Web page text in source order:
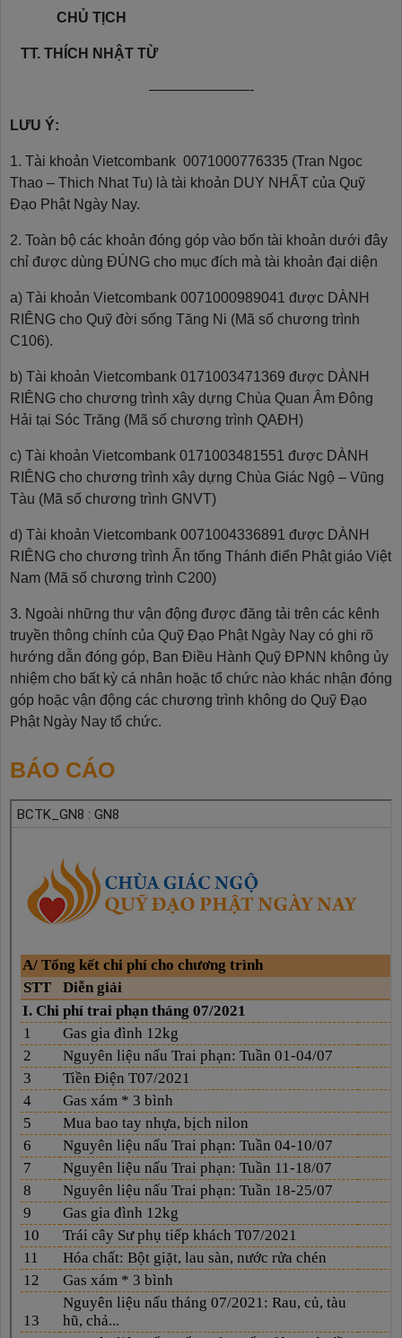
CHỦ TỊCH
TT. THÍCH NHẬT TỪ
———————-
LƯU Ý:
1. Tài khoản Vietcombank 0071000776335 (Tran Ngoc
Thao – Thich Nhat Tu) là tài khoản DUY NHẤT của Quỹ
Đạo Phật Ngày Nay.
2. Toàn bộ các khoản đóng góp vào bốn tài khoản dưới đây
chỉ được dùng ĐÚNG cho mục đích mà tài khoản đại diện
a) Tài khoản Vietcombank 0071000989041 được DÀNH
RIÊNG cho Quỹ đời sống Tăng Ni (Mã số chương trình
C106).
b) Tài khoản Vietcombank 0171003471369 được DÀNH
RIÊNG cho chương trình xây dựng Chùa Quan Âm Đông
Hải tại Sóc Trăng (Mã số chương trình QAĐH)
c) Tài khoản Vietcombank 0171003481551 được DÀNH
RIÊNG cho chương trình xây dựng Chùa Giác Ngộ – Vũng
Tàu (Mã số chương trình GNVT)
d) Tài khoản Vietcombank 0071004336891 được DÀNH
RIÊNG cho chương trình Ấn tống Thánh điển Phật giáo Việt
Nam (Mã số chương trình C200)
3. Ngoài những thư vận động được đăng tải trên các kênh
truyền thông chính của Quỹ Đạo Phật Ngày Nay có ghi rõ
hướng dẫn đóng góp, Ban Điều Hành Quỹ ĐPNN không ủy
nhiệm cho bất kỳ cá nhân hoặc tổ chức nào khác nhận đóng
góp hoặc vận động các chương trình không do Quỹ Đạo
Phật Ngày Nay tổ chức.
BÁO CÁO